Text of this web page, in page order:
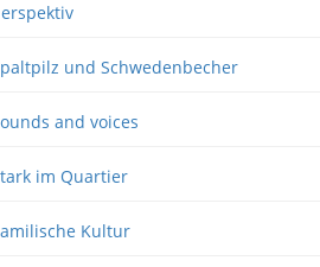
und Schwedenbecher
and voices
im Quartier
Kultur